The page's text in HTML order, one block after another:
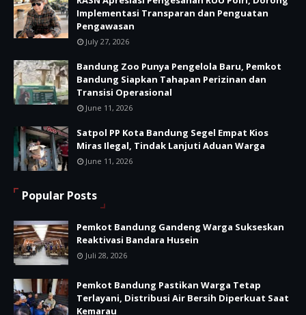
Implementasi Transparan dan Penguatan
Pengawasan
July 27, 2026
Bandung Zoo Punya Pengelola Baru, Pemkot
Bandung Siapkan Tahapan Perizinan dan
Transisi Operasional
June 11, 2026
Satpol PP Kota Bandung Segel Empat Kios
Miras Ilegal, Tindak Lanjuti Aduan Warga
June 11, 2026
Popular Posts
Pemkot Bandung Gandeng Warga Sukseskan
Reaktivasi Bandara Husein
Juli 28, 2026
Pemkot Bandung Pastikan Warga Tetap
Terlayani, Distribusi Air Bersih Diperkuat Saat
Kemarau